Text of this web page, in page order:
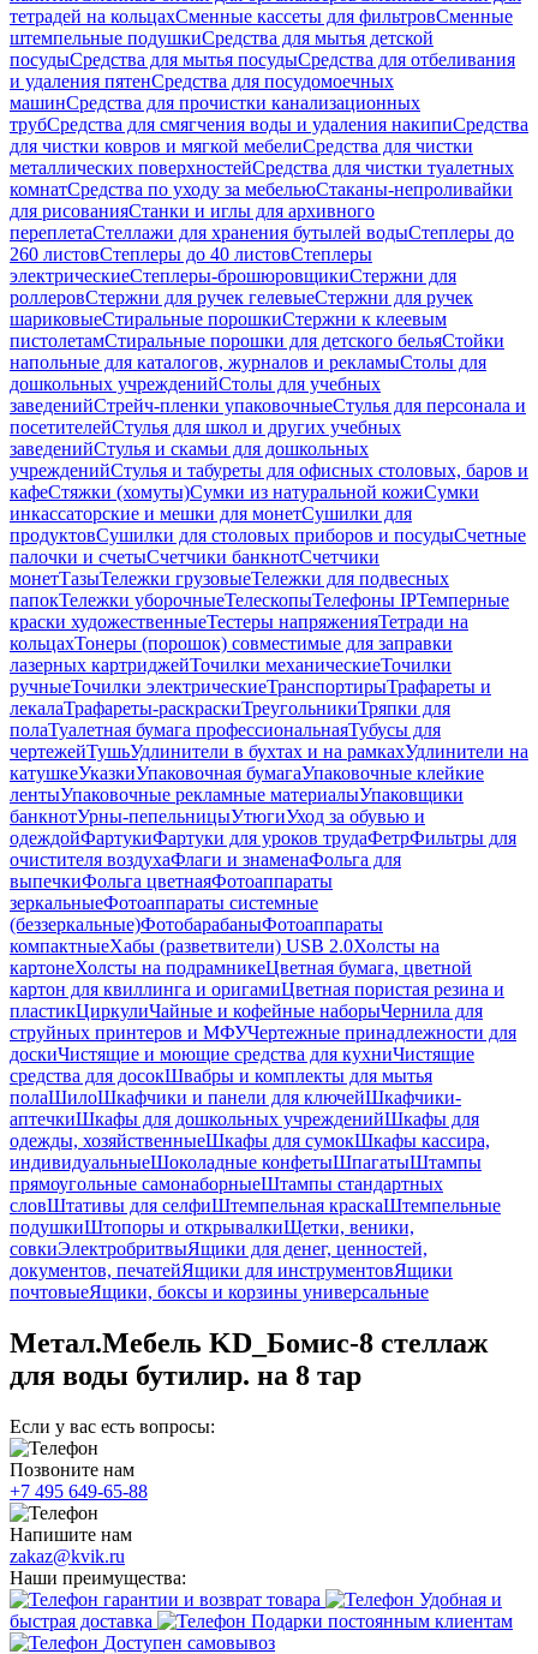
тетрадей на кольцахСменные кассеты для фильтровСменные
штемпельные подушкиСредства для мытья детской
посудыСредства для мытья посудыСредства для отбеливания
и удаления пятенСредства для посудомоечных
машинСредства для прочистки канализационных
трубСредства для смягчения воды и удаления накипиСредства
для чистки ковров и мягкой мебелиСредства для чистки
металлических поверхностейСредства для чистки туалетных
комнатСредства по уходу за мебельюСтаканы-непроливайки
для рисованияСтанки и иглы для архивного
переплетаСтеллажи для хранения бутылей водыСтеплеры до
260 листовСтеплеры до 40 листовСтеплеры
электрическиеСтеплеры-брошюровщикиСтержни для
роллеровСтержни для ручек гелевыеСтержни для ручек
шариковыеСтиральные порошкиСтержни к клеевым
пистолетамСтиральные порошки для детского бельяСтойки
напольные для каталогов, журналов и рекламыСтолы для
дошкольных учрежденийСтолы для учебных
заведенийСтрейч-пленки упаковочныеСтулья для персонала и
посетителейСтулья для школ и других учебных
заведенийСтулья и скамьи для дошкольных
учрежденийСтулья и табуреты для офисных столовых, баров и
кафеСтяжки (хомуты)Сумки из натуральной кожиСумки
инкассаторские и мешки для монетСушилки для
продуктовСушилки для столовых приборов и посудыСчетные
палочки и счетыСчетчики банкнотСчетчики
монетТазыТележки грузовыеТележки для подвесных
папокТележки уборочныеТелескопыТелефоны IPТемперные
краски художественныеТестеры напряженияТетради на
кольцахТонеры (порошок) совместимые для заправки
лазерных картриджейТочилки механическиеТочилки
ручныеТочилки электрическиеТранспортирыТрафареты и
лекалаТрафареты-раскраскиТреугольникиТряпки для
полаТуалетная бумага профессиональнаяТубусы для
чертежейТушьУдлинители в бухтах и на рамкахУдлинители на
катушкеУказкиУпаковочная бумагаУпаковочные клейкие
лентыУпаковочные рекламные материалыУпаковщики
банкнотУрны-пепельницыУтюгиУход за обувью и
одеждойФартукиФартуки для уроков трудаФетрФильтры для
очистителя воздухаФлаги и знаменаФольга для
выпечкиФольга цветнаяФотоаппараты
зеркальныеФотоаппараты системные
(беззеркальные)ФотобарабаныФотоаппараты
компактныеХабы (разветвители) USB 2.0Холсты на
картонеХолсты на подрамникеЦветная бумага, цветной
картон для квиллинга и оригамиЦветная пористая резина и
пластикЦиркулиЧайные и кофейные наборыЧернила для
струйных принтеров и МФУЧертежные принадлежности для
доскиЧистящие и моющие средства для кухниЧистящие
средства для досокШвабры и комплекты для мытья
полаШилоШкафчики и панели для ключейШкафчики-
аптечкиШкафы для дошкольных учрежденийШкафы для
одежды, хозяйственныеШкафы для сумокШкафы кассира,
индивидуальныеШоколадные конфетыШпагатыШтампы
прямоугольные самонаборныеШтампы стандартных
словШтативы для селфиШтемпельная краскаШтемпельные
подушкиШтопоры и открывалкиЩетки, веники,
совкиЭлектробритвыЯщики для денег, ценностей,
документов, печатейЯщики для инструментовЯщики
почтовыеЯщики, боксы и корзины универсальные
Метал.Мебель KD_Бомис-8 стеллаж
для воды бутилир. на 8 тар
Если у вас есть вопросы:
Позвоните нам
+7 495 649-65-88
Напишите нам
zakaz@kvik.ru
Наши преимущества:
гарантии и возврат товара
Удобная и
быстрая доставка
Подарки постоянным клиентам
Доступен самовывоз